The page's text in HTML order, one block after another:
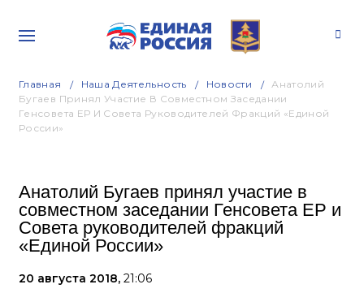
Главная Наша Деятельность Новости
Анатолий
Бугаев Принял Участие В Совместном Заседании
Генсовета ЕР И Совета Руководителей Фракций «Единой
России»
Анатолий Бугаев принял участие в
совместном заседании Генсовета ЕР и
Совета руководителей фракций
«Единой России»
20 августа 2018, 21:06